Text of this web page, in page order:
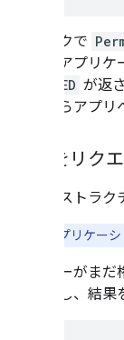
チェックで
またはアプリ
GRANTED が返
ージからアプ
権限をリク
特定のストラ
アプリケー
ユーザーがま
を起動し、結果